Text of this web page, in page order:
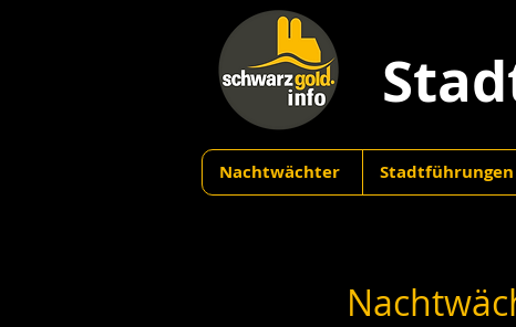
Nachtwächter Stadtführungen